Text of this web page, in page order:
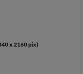
x 2160 pix)